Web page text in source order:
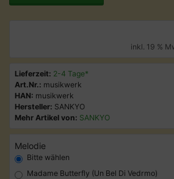
inkl. 19 %
Lieferzeit: 2-4 Tage*
Art.Nr.: musikwerk
HAN: musikwerk
Hersteller: SANKYO
Mehr Artikel von: SANKYO
Melodie
Bitte wählen
Madame Butterfly (Un Bel Di Vedrmo)